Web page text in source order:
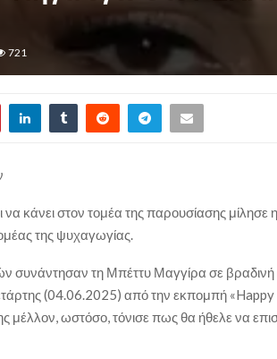
721
να κάνει στον τομέα της παρουσίασης
της ψυχαγωγίας.
τη Μπέττυ Μαγγίρα σε βραδινή
(04.06.2025) από την εκπομπή
μέλλον, ωστόσο, τόνισε πως θα ήθελε να